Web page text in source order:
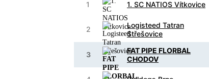
1 1. SC NATIOS Vítkovice
2
Logisteed Tatran
Střešovice
3
FAT PIPE FLORBAL
CHODOV